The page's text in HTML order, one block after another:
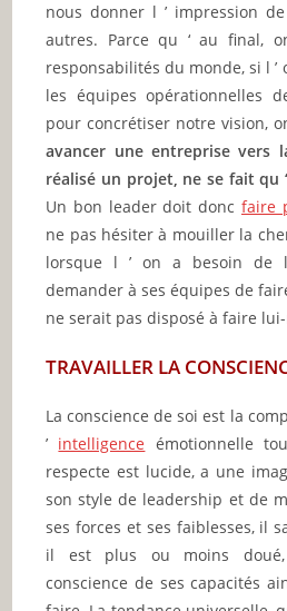
nous donner l ’ impression
autres. Parce qu ‘ au final,
responsabilités du monde, si l ’
les équipes opérationnelles
pour concrétiser notre vision,
avancer une entreprise vers
réalisé un projet, ne se fait qu
Un bon leader doit donc faire
ne pas hésiter à mouiller la
lorsque l ’ on a besoin
demander à ses équipes de
ne serait pas disposé à faire
TRAVAILLER LA
La conscience de soi est la
’ intelligence émotionnelle
respecte est lucide, a une
son style de leadership et de
ses forces et ses faiblesses, il
il est plus ou moins
conscience de ses capacités